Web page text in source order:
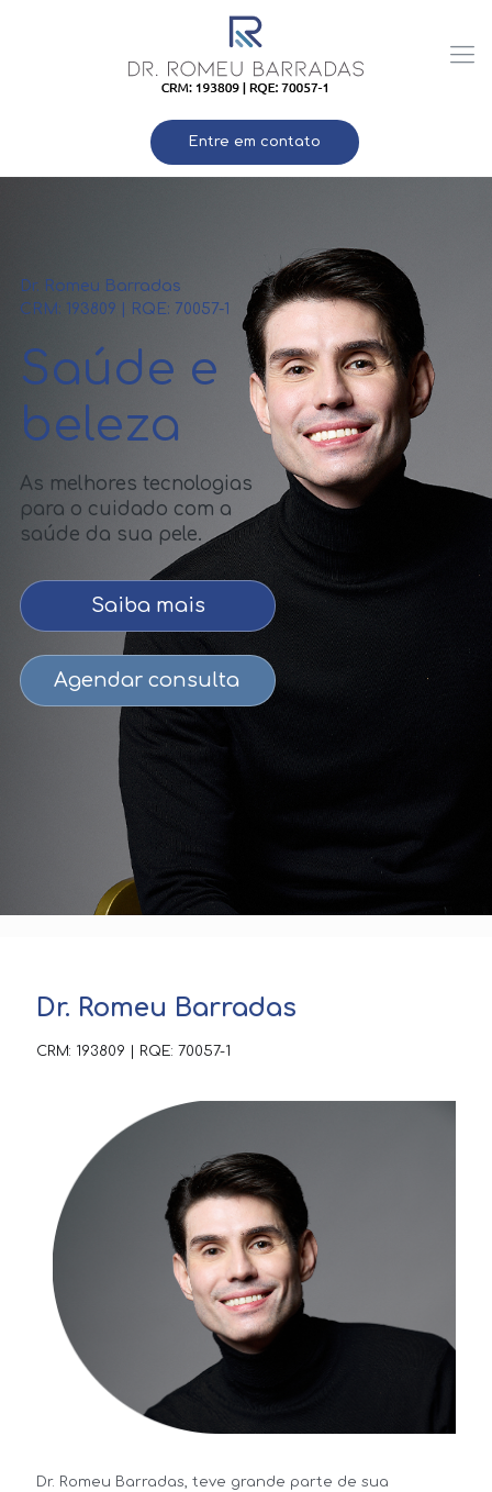
Entre em contato
Dr. Romeu Barradas - CRM: 193809 | RQE: 70057-1
Saúde e beleza
As melhores tecnologias para o cuidado com a saúde da sua pele.
Saiba mais
Dr. Romeu Barradas
CRM: 193809 | RQE: 70057-1
Saúde e
beleza
As melhores tecnologias
para o cuidado com a
saúde da sua pele.
Saiba mais
Agendar consulta
cidades de Juiz de Fora e Belo Horizonte.
profissional e pessoal, de fazer toda sua
formação nas melhores instituições
públicas do país. Graduou-se em medicina
na renomada Universidade Federal de Juiz
de Fora, sendo aprovado logo após a
graduação para fazer residência em
Dermatologia na concorrida Fundação
Hospitalar do Estado de Minas Gerais
(FHEMIG), rede consagrada de ensino
público mineira, em Belo Horizonte.
Conheceu como moradia o estado de São
Paulo, pelo interior, na cidade de São José
única vaga no Brasil de residência em
Faculdade Estadual de Medicina de São
Dr. Romeu Barradas
CRM: 193809 | RQE: 70057-1
Dr. Romeu Barradas, teve grande parte de sua